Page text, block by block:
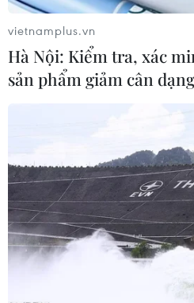
Việt Nam-Lào đẩy mạnh
phòng
05/08/2026 14:58
Thường trực Ban Bí thư
Singapore Rajpal Singh
05/08/2026 14:54
vietnamplus.vn
Hà Nội: Kiểm tra, xác
sản phẩm giảm cân